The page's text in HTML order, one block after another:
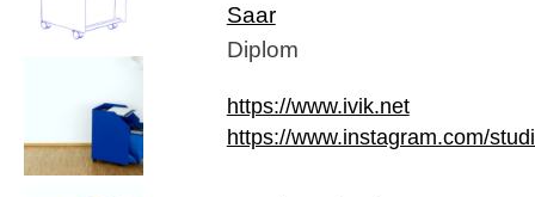
Saar
Diplom
https://www.ivik.net
https://www.instagram.com/